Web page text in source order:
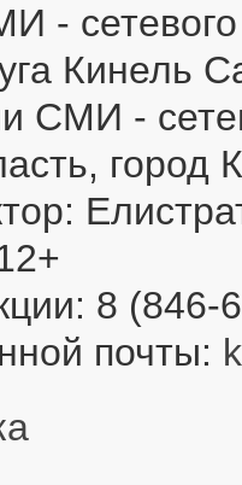
-
Кинель
СМИ -
город
8 (846-
почты: